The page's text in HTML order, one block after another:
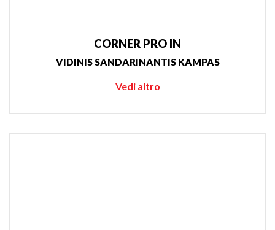
CORNER PRO IN
VIDINIS SANDARINANTIS KAMPAS
Vedi altro